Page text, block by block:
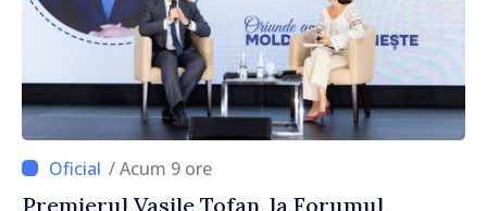
/ Acum 9 ore
Premierul Vasile Tofan, la Forumul